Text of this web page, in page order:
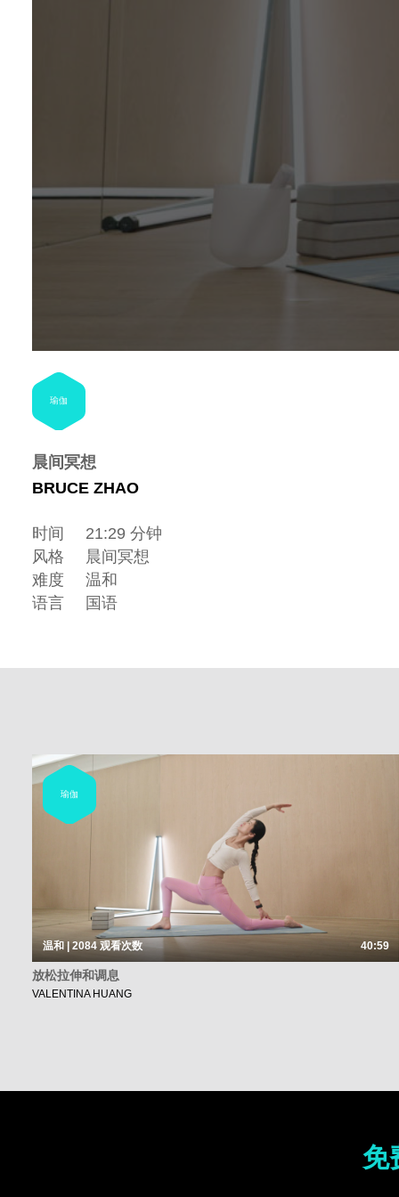
瑜伽
晨间冥想
BRUCE ZHAO
时间
21:29 分钟
风格
晨间冥想
难度
温和
语言
国语
瑜伽
温和 | 2084 观看次数 40:59
放松拉伸和调息
VALENTINA HUANG
免